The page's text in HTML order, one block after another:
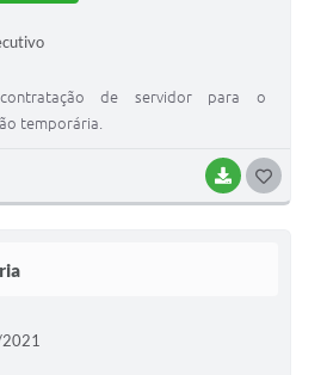
BAIXAR
de servidor para o
temporária.